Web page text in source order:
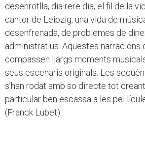
desenrotlla, dia rere dia, el fil de la
cantor de Leipzig, una vida de
desenfrenada, de problemes de
administratius. Aquestes narracions
compassen llargs moments
seus escenaris originals. Les
s’han rodat amb so directe tot
particular ben escassa a les
(Franck Lubet).